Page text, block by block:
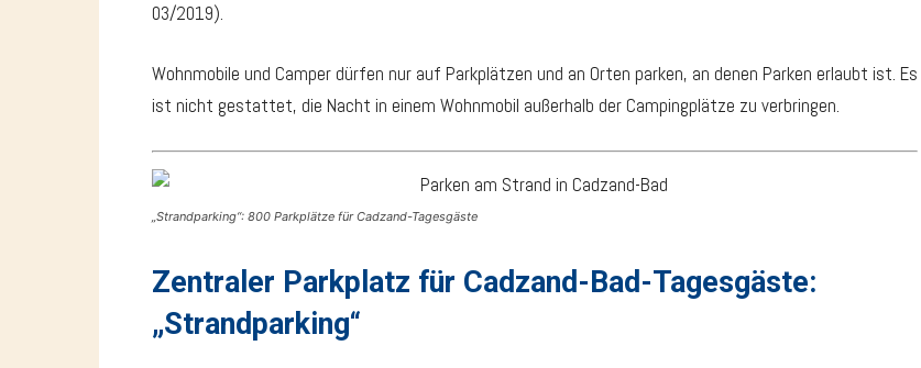
03/2019).
Wohnmobile und Camper dürfen nur auf Parkplätzen und an Orten parken, an denen Parken erlaubt ist. Es
ist nicht gestattet, die Nacht in einem Wohnmobil außerhalb der Campingplätze zu verbringen.
„Strandparking“: 800 Parkplätze für Cadzand-Tagesgäste
Zentraler Parkplatz für Cadzand-Bad-Tagesgäste:
„Strandparking“